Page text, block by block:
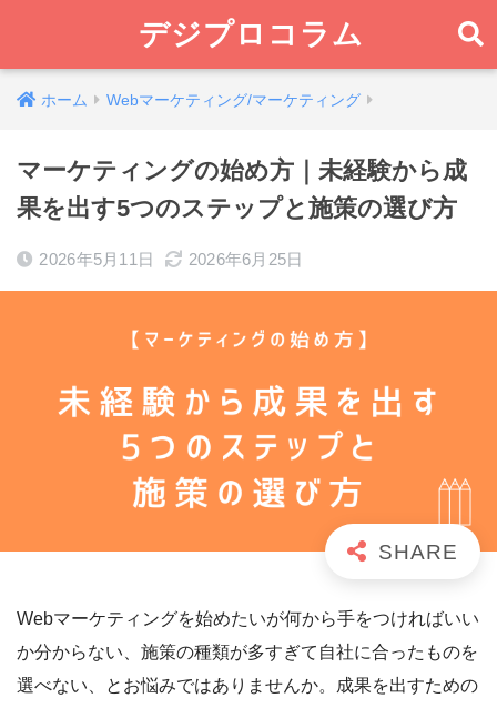
デジプロコラム
ホーム Webマーケティング/マーケティング
マーケティングの始め方｜未経験から成
果を出す5つのステップと施策の選び方
2026年5月11日 2026年6月25日
Webマーケティングを始めたいが何から手をつければいい
か分からない、施策の種類が多すぎて自社に合ったものを
選べない、とお悩みではありませんか。成果を出すための